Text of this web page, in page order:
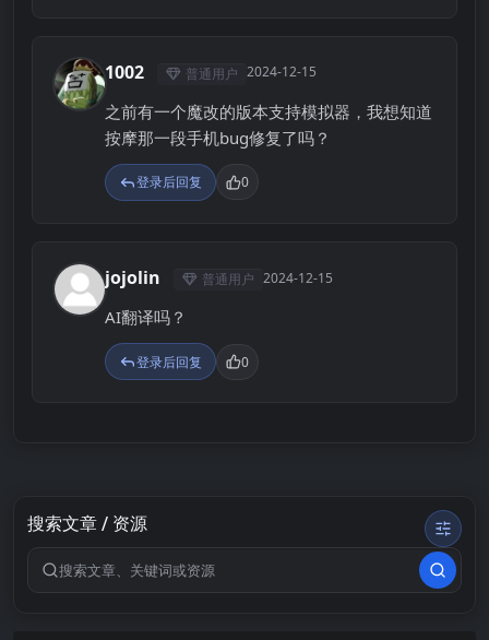
1 1002 普通用户 2024-12-15
之前有一个魔改的版本支持模拟器，我想知道
按摩那一段手机bug修复了吗？
登录后回复 0
J jojolin 普通用户 2024-12-15
AI翻译吗？
登录后回复 0
搜索文章 / 资源
搜索关键词